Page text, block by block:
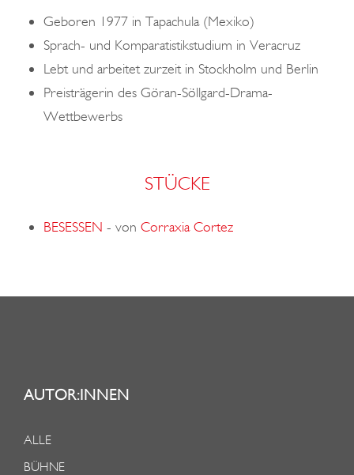
Geboren 1977 in Tapachula (Mexiko)
Sprach- und Komparatistikstudium in Veracruz
Lebt und arbeitet zurzeit in Stockholm und Berlin
Preisträgerin des Göran-Söllgard-Drama-
Wettbewerbs
STÜCKE
BESESSEN - von Corraxia Cortez
AUTOR:INNEN
ALLE
BÜHNE